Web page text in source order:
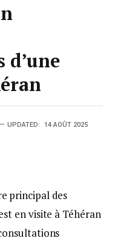
UPDATED: 14 AOÛT 2025
principal des
en visite à Téhéran